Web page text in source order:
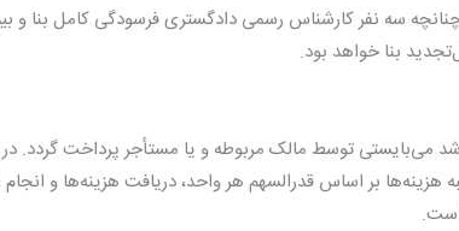
سه نفر کارشناس رسمی دادگستری فرسودگی کامل بنا و
بنا خواهد بود.
می‌بایستی توسط مالک مربوطه و یا مستأجر پرداخت گردد.
بر اساس قدرالسهم هر واحد، دریافت هزینه‌ها و انجام